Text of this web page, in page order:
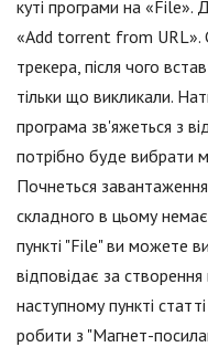
куті програми на «File».
«Add torrent from URL».
трекера, після чого
тільки що викликали.
програма зв'яжеться з
потрібно буде вибрати
Почнеться
складного в цьому
пункті "File" ви можете
відповідає за
наступному пункті
робити з "Магнет-